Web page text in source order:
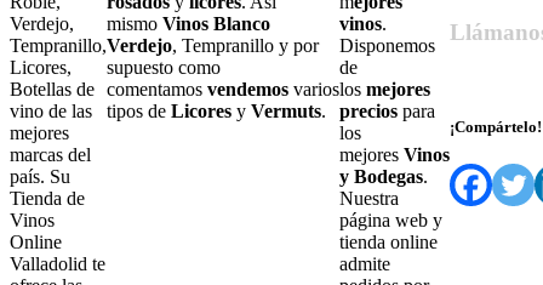
Verdejo,
Tempranillo,
Licores,
Botellas de
vino de las
mejores
marcas del
país. Su
Tienda de
Vinos
Online
Valladolid te
mismo Vinos Blanco
Verdejo, Tempranillo y por
supuesto como
comentamos vendemos varios
tipos de Licores y Vermuts.
vinos.
Disponemos
de
los mejores
precios para
los
mejores Vinos
y Bodegas.
Nuestra
página web y
tienda online
admite
¡Compártelo!